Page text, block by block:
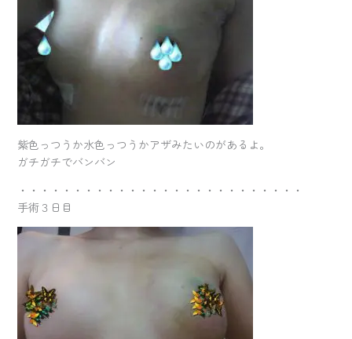
紫色っつうか水色っつうかアザみたいのがあるよ。
ガチガチでバンバン
・・・・・・・・・・・・・・・・・・・・・・・・・・
手術３日目